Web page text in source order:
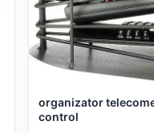
organizator
control